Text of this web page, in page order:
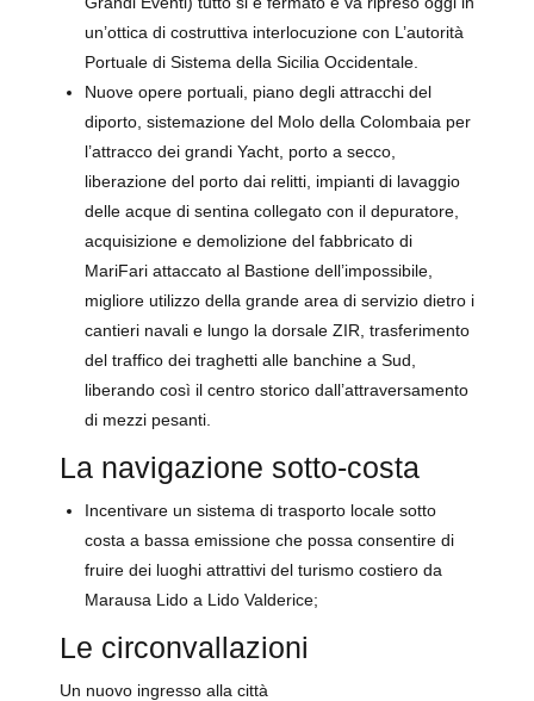
un’ottica di costruttiva interlocuzione con L’autorità
Portuale di Sistema della Sicilia Occidentale.
Nuove opere portuali, piano degli attracchi del
diporto, sistemazione del Molo della Colombaia per
l’attracco dei grandi Yacht, porto a secco,
liberazione del porto dai relitti, impianti di lavaggio
delle acque di sentina collegato con il depuratore,
acquisizione e demolizione del fabbricato di
MariFari attaccato al Bastione dell’impossibile,
migliore utilizzo della grande area di servizio dietro i
cantieri navali e lungo la dorsale ZIR, trasferimento
del traffico dei traghetti alle banchine a Sud,
liberando così il centro storico dall’attraversamento
di mezzi pesanti.
La navigazione sotto-costa
Incentivare un sistema di trasporto locale sotto
costa a bassa emissione che possa consentire di
fruire dei luoghi attrattivi del turismo costiero da
Marausa Lido a Lido Valderice;
Le circonvallazioni
Un nuovo ingresso alla città